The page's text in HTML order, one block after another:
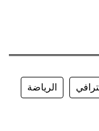
الرياضة